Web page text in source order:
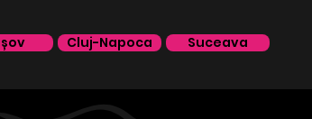
Cluj-Napoca Suceava